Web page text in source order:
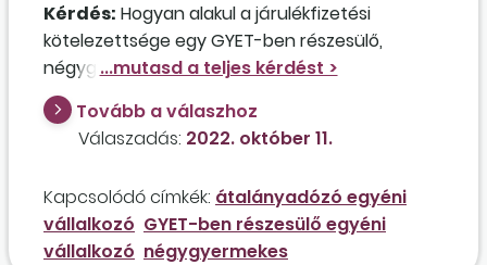
Kérdés: Hogyan alakul a járulékfizetési
kötelezettsége egy GYET-ben részesülő,
négygyermekes átalányadózó édesanyának,
tekintettel arra, hogy személyi jövedelemadót
nem fizet? Egyéni vállalkozói bevétele kb. havi
600 000 forint, és 40 százalékos
Tovább a válaszhoz
Válaszadás: 2022. október 11.
Kapcsolódó címkék: átalányadózó egyéni
vállalkozó GYET-ben részesülő egyéni
vállalkozó négygyermekes